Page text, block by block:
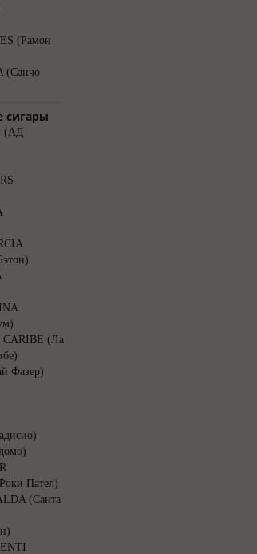
(Рамон
(Санчо
сигары
(АД
CARIBE (Ла
Фазер)
Пател)
(Санта